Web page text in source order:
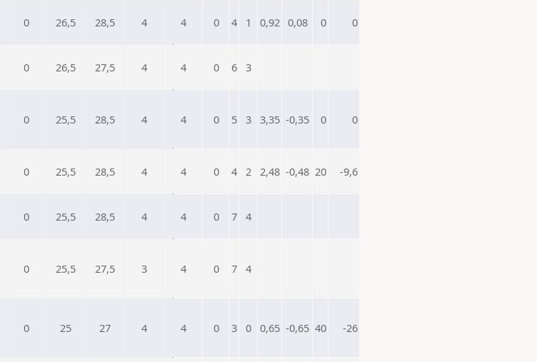
0 26,5 28,5 4 4 0 4 1 0,92 0,08 0 0
0 26,5 27,5 4 4 0 6 3
0 25,5 28,5 4 4 0 5 3 3,35 -0,35 0 0
0 25,5 28,5 4 4 0 4 2 2,48 -0,48 20 -9,6
0 25,5 28,5 4 4 0 7 4
0 25,5 27,5 3 4 0 7 4
0 25 27 4 4 0 3 0 0,65 -0,65 40 -26